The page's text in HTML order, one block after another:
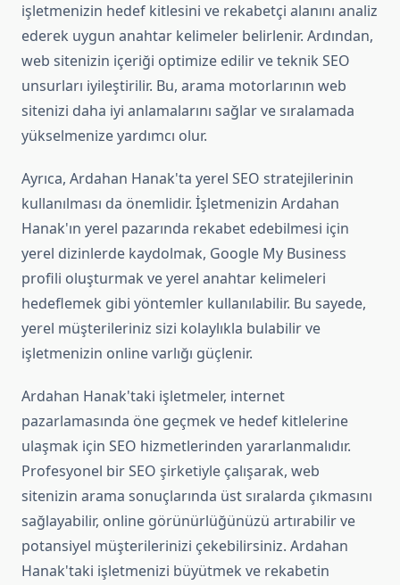
işletmenizin hedef kitlesini ve rekabetçi alanını analiz
ederek uygun anahtar kelimeler belirlenir. Ardından,
web sitenizin içeriği optimize edilir ve teknik SEO
unsurları iyileştirilir. Bu, arama motorlarının web
sitenizi daha iyi anlamalarını sağlar ve sıralamada
yükselmenize yardımcı olur.
Ayrıca, Ardahan Hanak'ta yerel SEO stratejilerinin
kullanılması da önemlidir. İşletmenizin Ardahan
Hanak'ın yerel pazarında rekabet edebilmesi için
yerel dizinlerde kaydolmak, Google My Business
profili oluşturmak ve yerel anahtar kelimeleri
hedeflemek gibi yöntemler kullanılabilir. Bu sayede,
yerel müşterileriniz sizi kolaylıkla bulabilir ve
işletmenizin online varlığı güçlenir.
Ardahan Hanak'taki işletmeler, internet
pazarlamasında öne geçmek ve hedef kitlelerine
ulaşmak için SEO hizmetlerinden yararlanmalıdır.
Profesyonel bir SEO şirketiyle çalışarak, web
sitenizin arama sonuçlarında üst sıralarda çıkmasını
sağlayabilir, online görünürlüğünüzü artırabilir ve
potansiyel müşterilerinizi çekebilirsiniz. Ardahan
Hanak'taki işletmenizi büyütmek ve rekabetin